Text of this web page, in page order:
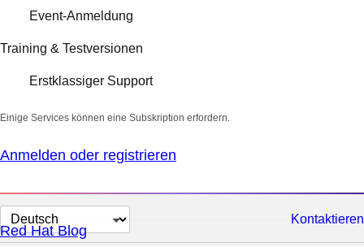
Event-Anmeldung
Training & Testversionen
Erstklassiger Support
Einige Services können eine Subskription erfordern.
Anmelden oder registrieren
Sprache
auswählen
Kontaktieren
Red Hat Blog